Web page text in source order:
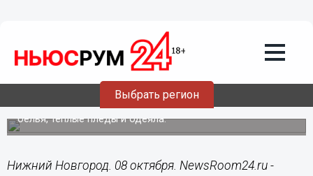
Выбрать регион
Благотворительная акция в поддержку
беженцев с Украины пройдет в
Нижегородской области 8 октября
Нуждающимся будут переданы комплекты постельного
белья, теплые пледы и одеяла.
Нижний Новгород. 08 октября. NewsRoom24.ru -